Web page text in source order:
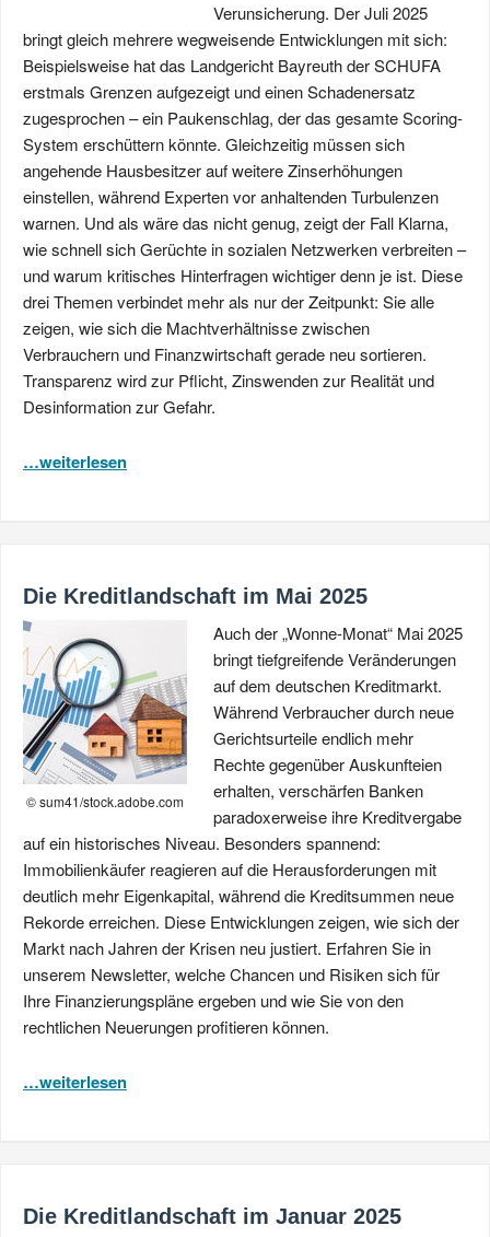
Verunsicherung. Der Juli 2025
bringt gleich mehrere wegweisende Entwicklungen mit sich:
Beispielsweise hat das Landgericht Bayreuth der SCHUFA
erstmals Grenzen aufgezeigt und einen Schadenersatz
zugesprochen – ein Paukenschlag, der das gesamte Scoring-
System erschüttern könnte. Gleichzeitig müssen sich
angehende Hausbesitzer auf weitere Zinserhöhungen
einstellen, während Experten vor anhaltenden Turbulenzen
warnen. Und als wäre das nicht genug, zeigt der Fall Klarna,
wie schnell sich Gerüchte in sozialen Netzwerken verbreiten –
und warum kritisches Hinterfragen wichtiger denn je ist. Diese
drei Themen verbindet mehr als nur der Zeitpunkt: Sie alle
zeigen, wie sich die Machtverhältnisse zwischen
Verbrauchern und Finanzwirtschaft gerade neu sortieren.
Transparenz wird zur Pflicht, Zinswenden zur Realität und
Desinformation zur Gefahr.
…weiterlesen
Die Kreditlandschaft im Mai 2025
© sum41/stock.adobe.com
Auch der „Wonne-Monat“ Mai 2025
bringt tiefgreifende Veränderungen
auf dem deutschen Kreditmarkt.
Während Verbraucher durch neue
Gerichtsurteile endlich mehr
Rechte gegenüber Auskunfteien
erhalten, verschärfen Banken
paradoxerweise ihre Kreditvergabe
auf ein historisches Niveau. Besonders spannend:
Immobilienkäufer reagieren auf die Herausforderungen mit
deutlich mehr Eigenkapital, während die Kreditsummen neue
Rekorde erreichen. Diese Entwicklungen zeigen, wie sich der
Markt nach Jahren der Krisen neu justiert. Erfahren Sie in
unserem Newsletter, welche Chancen und Risiken sich für
Ihre Finanzierungspläne ergeben und wie Sie von den
rechtlichen Neuerungen profitieren können.
…weiterlesen
Die Kreditlandschaft im Januar 2025